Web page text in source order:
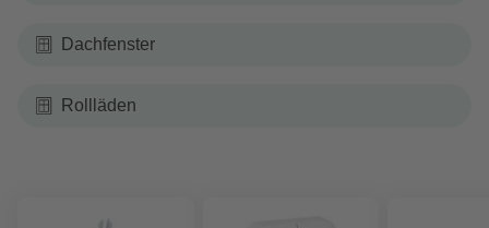
Dachfenster
Rollläden